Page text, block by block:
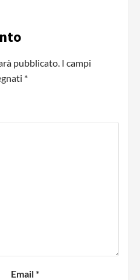
pubblicato. I campi
*
Email*